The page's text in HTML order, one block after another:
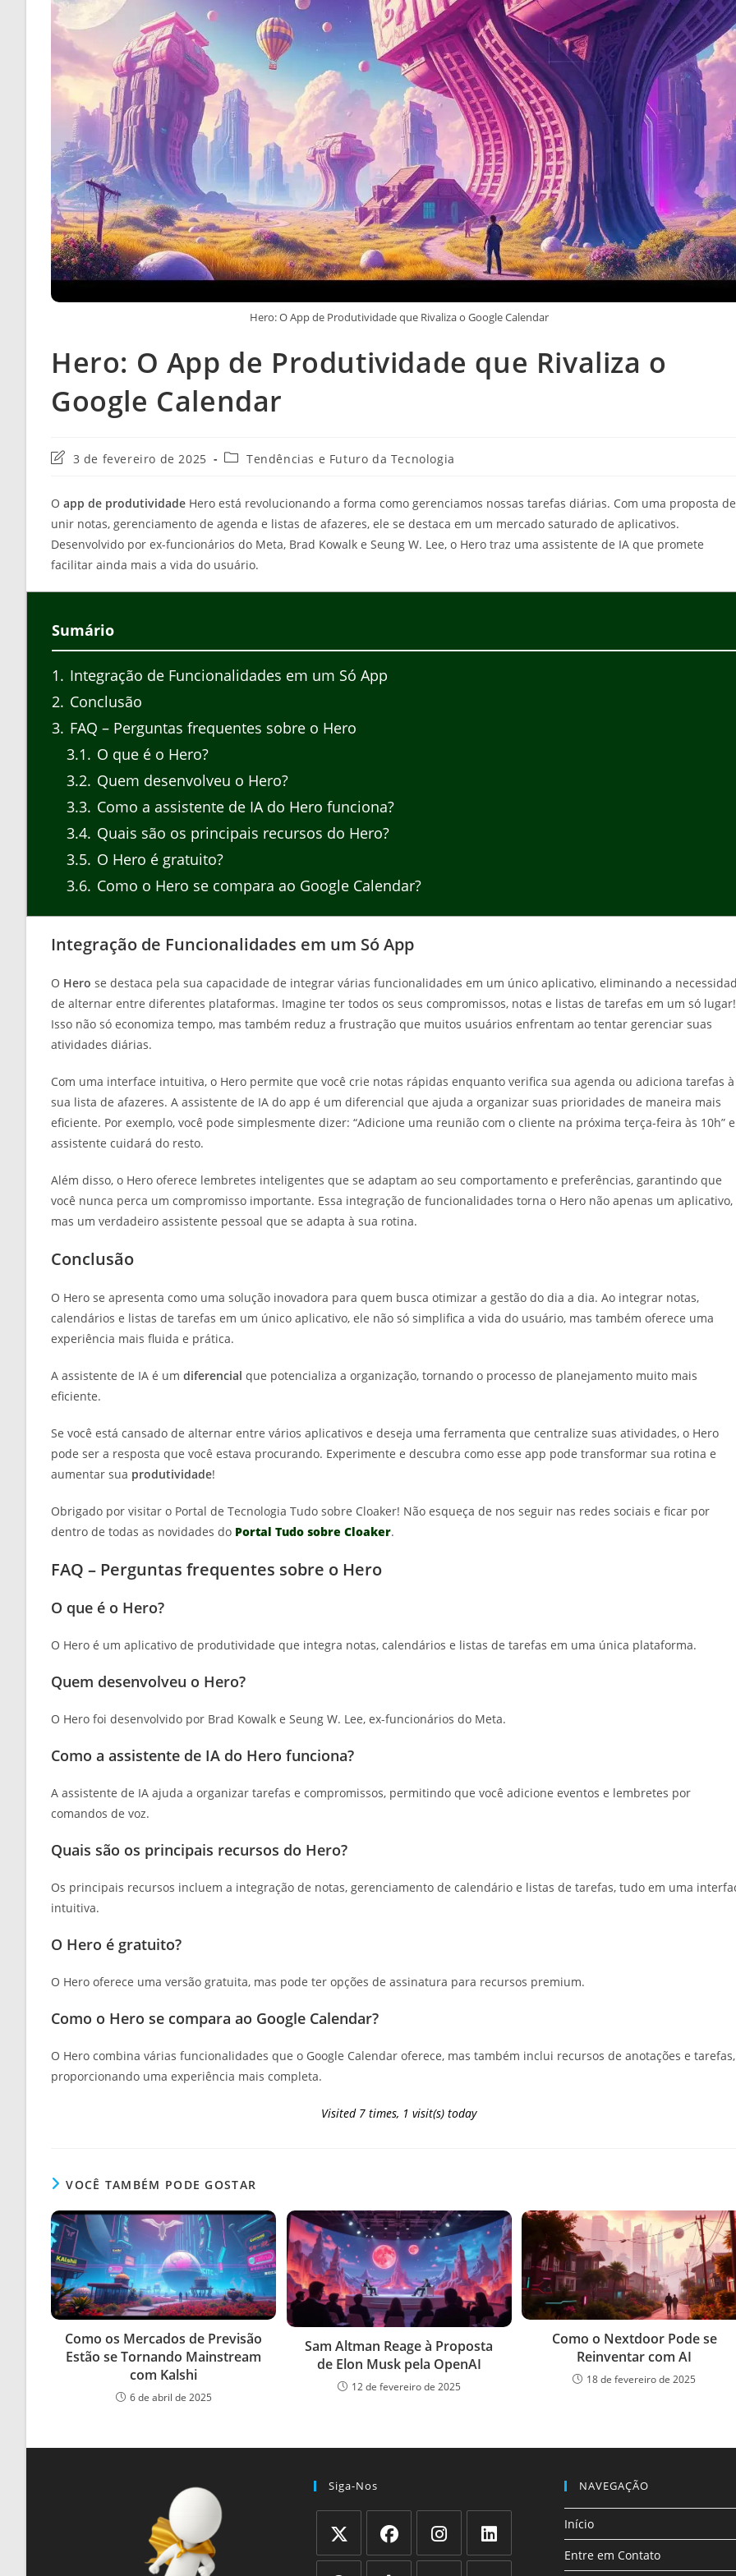
Hero: O App de Produtividade que Rivaliza o Google Calendar
Hero: O App de Produtividade que Rivaliza o
Google Calendar
Última
post:
3 de fevereiro de 2025
Categoria
Tendências e Futuro da Tecnologia
O app de produtividade Hero está revolucionando a forma como gerenciamos nossas tarefas diárias. Com uma proposta de
unir notas, gerenciamento de agenda e listas de afazeres, ele se destaca em um mercado saturado de aplicativos.
Desenvolvido por ex-funcionários do Meta, Brad Kowalk e Seung W. Lee, o Hero traz uma assistente de IA que promete
facilitar ainda mais a vida do usuário.
Sumário
1
Integração de Funcionalidades em um Só App
2 Conclusão
3 FAQ – Perguntas frequentes sobre o Hero
3.1
O que é o Hero?
3.2 Quem desenvolveu o Hero?
3.3 Como a assistente de IA do Hero funciona?
3.4 Quais são os principais recursos do Hero?
3.5 O Hero é gratuito?
3.6 Como o Hero se compara ao Google Calendar?
Integração de Funcionalidades em um Só App
O Hero se destaca pela sua capacidade de integrar várias funcionalidades em um único aplicativo, eliminando a
de alternar entre diferentes plataformas. Imagine ter todos os seus compromissos, notas e listas de tarefas em um só lugar!
Isso não só economiza tempo, mas também reduz a frustração que muitos usuários enfrentam ao tentar gerenciar suas
atividades diárias.
Com uma interface intuitiva, o Hero permite que você crie notas rápidas enquanto verifica sua agenda ou adiciona tarefas à
sua lista de afazeres. A assistente de IA do app é um diferencial que ajuda a organizar suas prioridades de maneira mais
eficiente. Por exemplo, você pode simplesmente dizer: “Adicione uma reunião com o cliente na próxima terça-feira às 10h”
assistente cuidará do resto.
Além disso, o Hero oferece lembretes inteligentes que se adaptam ao seu comportamento e preferências, garantindo que
você nunca perca um compromisso importante. Essa integração de funcionalidades torna o Hero não apenas um aplicativo,
mas um verdadeiro assistente pessoal que se adapta à sua rotina.
Conclusão
O Hero se apresenta como uma solução inovadora para quem busca otimizar a gestão do dia a dia. Ao integrar notas,
calendários e listas de tarefas em um único aplicativo, ele não só simplifica a vida do usuário, mas também oferece uma
experiência mais fluida e prática.
A assistente de IA é um diferencial que potencializa a organização, tornando o processo de planejamento muito mais
eficiente.
Se você está cansado de alternar entre vários aplicativos e deseja uma ferramenta que centralize suas atividades, o Hero
pode ser a resposta que você estava procurando. Experimente e descubra como esse app pode transformar sua rotina e
aumentar sua produtividade!
Obrigado por visitar o Portal de Tecnologia Tudo sobre Cloaker! Não esqueça de nos seguir nas redes sociais e ficar por
dentro de todas as novidades do Portal Tudo sobre Cloaker.
FAQ – Perguntas frequentes sobre o Hero
O que é o Hero?
O Hero é um aplicativo de produtividade que integra notas, calendários e listas de tarefas em uma única plataforma.
Quem desenvolveu o Hero?
O Hero foi desenvolvido por Brad Kowalk e Seung W. Lee, ex-funcionários do Meta.
Como a assistente de IA do Hero funciona?
A assistente de IA ajuda a organizar tarefas e compromissos, permitindo que você adicione eventos e lembretes por
comandos de voz.
Quais são os principais recursos do Hero?
Os principais recursos incluem a integração de notas, gerenciamento de calendário e listas de tarefas, tudo em uma
intuitiva.
O Hero é gratuito?
O Hero oferece uma versão gratuita, mas pode ter opções de assinatura para recursos premium.
Como o Hero se compara ao Google Calendar?
O Hero combina várias funcionalidades que o Google Calendar oferece, mas também inclui recursos de anotações e tarefas,
proporcionando uma experiência mais completa.
Visited 7 times, 1 visit(s) today
VOCÊ TAMBÉM PODE GOSTAR
Como os Mercados de Previsão
Estão se Tornando Mainstream
com Kalshi
6 de abril de 2025
Sam Altman Reage à Proposta
de Elon Musk pela OpenAI
12 de fevereiro de 2025
Como o Nextdoor Pode se
Reinventar com AI
18 de fevereiro de 2025
Siga-Nos
Abre Abre Abre Abre
NAVEGAÇÃO
Início
Entre em Contato